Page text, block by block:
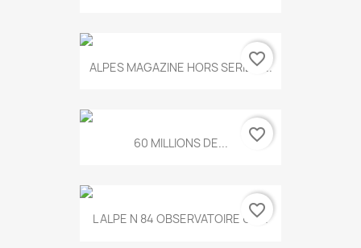
ALPES MAGAZINE HORS SERIE N...
favorite_border
60 MILLIONS DE... favorite_border
L ALPE N 84 OBSERVATOIRE UN...
favorite_border